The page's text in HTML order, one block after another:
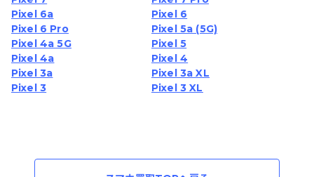
Pixel 6a
Pixel 6
Pixel 6 Pro
Pixel 5a (5G)
Pixel 4a 5G
Pixel 5
Pixel 4a
Pixel 4
Pixel 3a
Pixel 3a XL
Pixel 3
Pixel 3 XL